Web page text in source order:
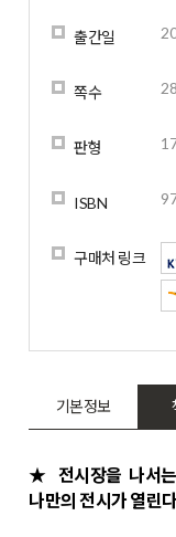
출간일
쪽수
판형
ISBN
구매처 링크
기본정보
★ 전시장을 나서
나만의 전시가 열린